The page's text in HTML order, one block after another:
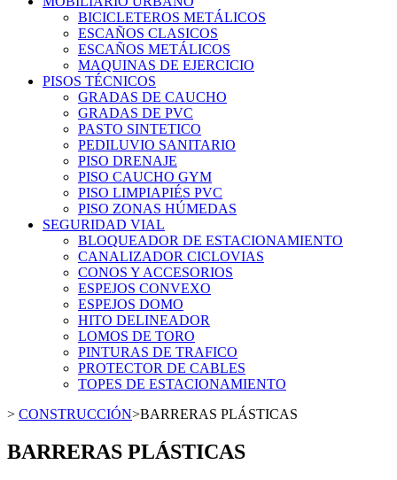
BICICLETEROS METÁLICOS
ESCAÑOS CLASICOS
ESCAÑOS METÁLICOS
MAQUINAS DE EJERCICIO
PISOS TÉCNICOS
GRADAS DE CAUCHO
GRADAS DE PVC
PASTO SINTETICO
PEDILUVIO SANITARIO
PISO DRENAJE
PISO CAUCHO GYM
PISO LIMPIAPIÉS PVC
PISO ZONAS HÚMEDAS
SEGURIDAD VIAL
BLOQUEADOR DE ESTACIONAMIENTO
CANALIZADOR CICLOVIAS
CONOS Y ACCESORIOS
ESPEJOS CONVEXO
ESPEJOS DOMO
HITO DELINEADOR
LOMOS DE TORO
PINTURAS DE TRAFICO
PROTECTOR DE CABLES
TOPES DE ESTACIONAMIENTO
> CONSTRUCCIÓN>BARRERAS PLÁSTICAS
BARRERAS PLÁSTICAS